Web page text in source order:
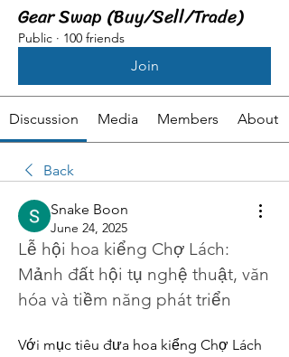
Gear Swap (Buy/Sell/Trade)
Public · 100 friends
Join
Discussion Media Members About
Back
Snake Boon
June 24, 2025
Lễ hội hoa kiểng Chợ Lách:
Mảnh đất hội tụ nghệ thuật, văn
hóa và tiềm năng phát triển
Với mục tiêu đưa hoa kiểng Chợ Lách